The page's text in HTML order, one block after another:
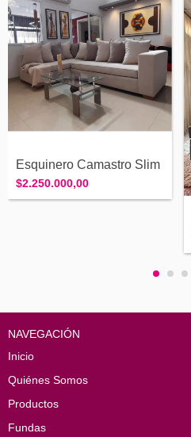
Esquinero Camastro Slim
$2.250.000,00
NAVEGACIÓN
Inicio
Quiénes Somos
Productos
Fundas